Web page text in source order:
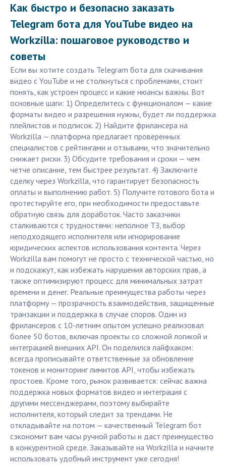
Как быстро и безопасно заказать
Telegram бота для YouTube видео на
Workzilla: пошаговое руководство и
советы
Если вы хотите создать Telegram бота для скачивания
видео с YouTube и не столкнуться с проблемами, стоит
понять, как устроен процесс и какие нюансы важны. Вот
основные шаги: 1) Определитесь с функционалом — какие
форматы видео и разрешения нужны, будет ли поддержка
плейлистов и подписок. 2) Найдите фрилансера на
Workzilla — платформа предлагает проверенных
специалистов с рейтингами и отзывами, что значительно
снижает риски. 3) Обсудите требования и сроки — чем
четче описание, тем быстрее результат. 4) Заключите
сделку через Workzilla, что гарантирует безопасность
оплаты и выполнению работ. 5) Получите готового бота и
протестируйте его, при необходимости предоставьте
обратную связь для доработок. Часто заказчики
сталкиваются с трудностями: неполное ТЗ, выбор
неподходящего исполнителя или игнорирование
юридических аспектов использования контента. Через
Workzilla вам помогут не просто с технической частью, но
и подскажут, как избежать нарушения авторских прав, а
также оптимизируют процесс для минимальных затрат
времени и денег. Реальные преимущества работы через
платформу — прозрачность взаимодействия, защищенные
транзакции и поддержка в случае споров. Один из
фрилансеров с 10-летним опытом успешно реализовал
более 50 ботов, включая проекты со сложной логикой и
интеграцией внешних API. Он поделился лайфхаком:
всегда прописывайте ответственные за обновление
токенов и мониторинг лимитов API, чтобы избежать
простоев. Кроме того, рынок развивается: сейчас важна
поддержка новых форматов видео и интеграция с
другими мессенджерами, поэтому выбирайте
исполнителя, который следит за трендами. Не
откладывайте на потом — качественный Telegram бот
сэкономит вам часы ручной работы и даст преимущество
в конкурентной среде. Заказывайте на Workzilla и начните
использовать удобный инструмент уже сегодня!